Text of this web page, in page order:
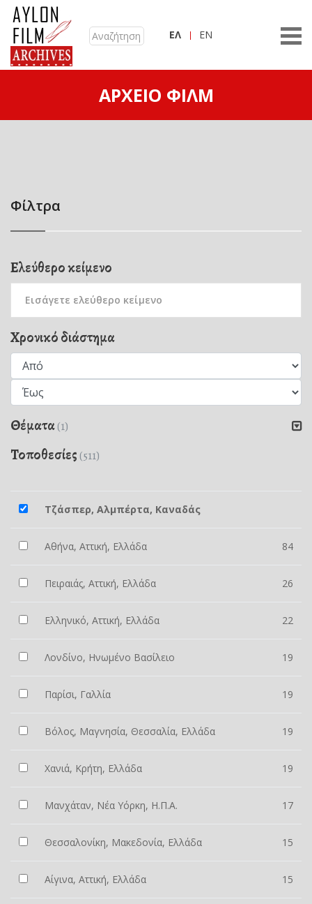
ΕΛ EN
ΑΡΧΕΊΟ ΦΙΛΜ
Φίλτρα
Ελεύθερο κείμενο
Χρονικό διάστημα
Θέματα(1)
Τοποθεσίες (511)
Τζάσπερ, Αλμπέρτα, Καναδάς
Αθήνα, Αττική, Ελλάδα 84
Πειραιάς, Αττική, Ελλάδα 26
Ελληνικό, Αττική, Ελλάδα 22
Λονδίνο, Ηνωμένο Βασίλειο 19
Παρίσι, Γαλλία 19
Βόλος, Μαγνησία, Θεσσαλία, Ελλάδα 19
Χανιά, Κρήτη, Ελλάδα 19
Μανχάταν, Νέα Υόρκη, Η.Π.Α. 17
Θεσσαλονίκη, Μακεδονία, Ελλάδα 15
Αίγινα, Αττική, Ελλάδα 15